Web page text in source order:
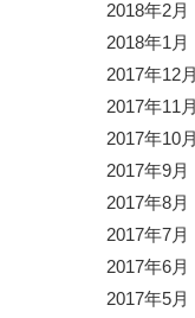
2018年2月
2018年1月
2017年12月
2017年11月
2017年10月
2017年9月
2017年8月
2017年7月
2017年6月
2017年5月